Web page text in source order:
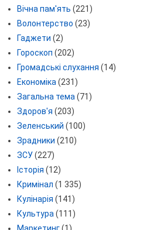
Вічна пам'ять (221)
Волонтерство (23)
Гаджети (2)
Гороскоп (202)
Громадські слухання (14)
Економіка(231)
Загальна тема(71)
Здоров'я (203)
Зеленський (100)
Зрадники (210)
ЗСУ(227)
Історія (12)
Кримінал (1 335)
Кулінарія (141)
Культура(111)